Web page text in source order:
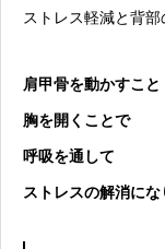
ストレス軽減と背
肩甲骨を動かすこと
胸を開くことで
呼吸を通して
ストレスの解消にな